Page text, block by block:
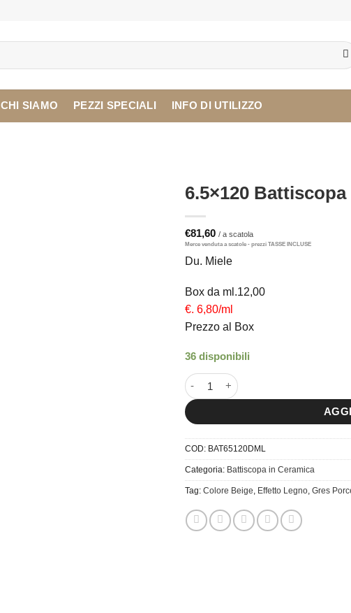
CHI SIAMO PEZZI SPECIALI INFO DI UTILIZZO
6.5×120
€81,60
Du. Miele
Box da ml.12,00
€. 6,80/ml
Prezzo al Box
36 disponibili
6.5x120 Battiscopa Du. Miele
COD: BAT65120DML
Categoria: Battiscopa in Ceramica
Tag: Colore Beige, Effetto Legno, Gres